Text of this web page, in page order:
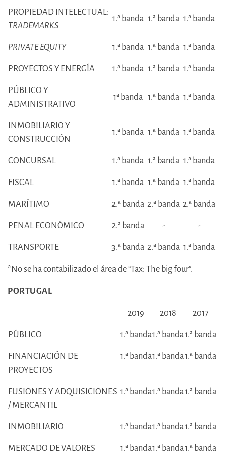
PROPIEDAD INTELECTUAL:
TRADEMARKS
1.ª banda 1.ª banda 1.ª banda
PRIVATE EQUITY 1.ª banda 1.ª banda 1.ª banda
PROYECTOS Y ENERGÍA 1.ª banda 1.ª banda 1.ª banda
PÚBLICO Y
ADMINISTRATIVO
1ª banda 1.ª banda 1.ª banda
INMOBILIARIO Y
CONSTRUCCIÓN
1.ª banda 1.ª banda 1.ª banda
CONCURSAL 1.ª banda 1.ª banda 1.ª banda
FISCAL 1.ª banda 1.ª banda 1.ª banda
MARÍTIMO 2.ª banda 2.ª banda 2.ª banda
PENAL ECONÓMICO 2.ª banda - -
TRANSPORTE 3.ª banda 2.ª banda 1.ª banda
*No se ha contabilizado el área de “Tax: The big four”.
PORTUGAL
2019 2018 2017
PÚBLICO 1.ª banda1.ª banda1.ª banda
FINANCIACIÓN DE
PROYECTOS
1.ª banda1.ª banda1.ª banda
FUSIONES Y ADQUISICIONES
/ MERCANTIL
1.ª banda1.ª banda1.ª banda
INMOBILIARIO 1.ª banda1.ª banda1.ª banda
MERCADO DE VALORES 1.ª banda1.ª banda1.ª banda